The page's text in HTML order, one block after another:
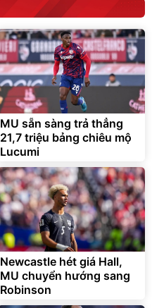
MU sẵn sàng trả thẳng
21,7 triệu bảng chiêu mộ
Lucumi
Newcastle hét giá Hall,
MU chuyển hướng sang
Robinson